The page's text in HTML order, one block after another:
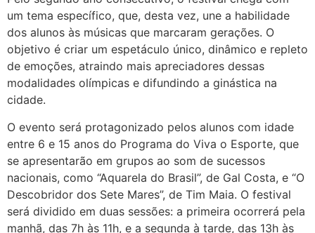
um tema específico, que, desta vez, une a habilidade
dos alunos às músicas que marcaram gerações. O
objetivo é criar um espetáculo único, dinâmico e repleto
de emoções, atraindo mais apreciadores dessas
modalidades olímpicas e difundindo a ginástica na
cidade.
O evento será protagonizado pelos alunos com idade
entre 6 e 15 anos do Programa do Viva o Esporte, que
se apresentarão em grupos ao som de sucessos
nacionais, como “Aquarela do Brasil”, de Gal Costa, e “O
Descobridor dos Sete Mares”, de Tim Maia. O festival
será dividido em duas sessões: a primeira ocorrerá pela
manhã, das 7h às 11h, e a segunda à tarde, das 13h às